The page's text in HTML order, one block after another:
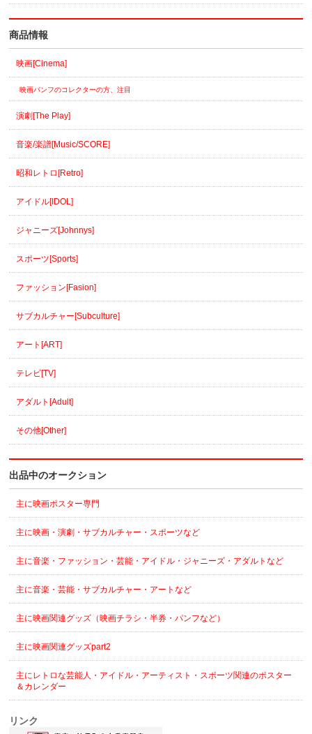
商品情報
映画[Cinema]
映画パンフのコレクターの方、注目
演劇[The Play]
音楽/楽譜[Music/SCORE]
昭和レトロ[Retro]
アイドル[IDOL]
ジャニーズ[Johnnys]
スポーツ[Sports]
ファッション[Fasion]
サブカルチャー[Subculture]
アート[ART]
テレビ[TV]
アダルト[Adult]
その他[Other]
出品中のオークション
主に映画ポスター専門
主に映画・演劇・サブカルチャー・スポーツなど
主に音楽・ファッション・芸能・アイドル・ジャニーズ・アダルトなど
主に音楽・芸能・サブカルチャー・アートなど
主に映画関連グッズ（映画チラシ・半券・パンフなど）
主に映画関連グッズpart2
主にレトロな芸能人・アイドル・アーティスト・スポーツ関連のポスター
＆カレンダー
リンク